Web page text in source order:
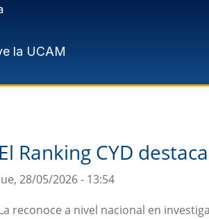
la UCAM
El Ranking CYD
28/05/2026 - 13:54
reconoce a nivel nacional en